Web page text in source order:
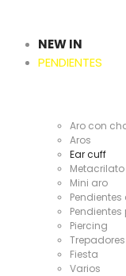
Cientas
NEW IN
PENDIENTES
Aro con
Aros
Ear cuff
Metacrilato
Mini aro
Piercing
Trepadores
Fiesta
Varios